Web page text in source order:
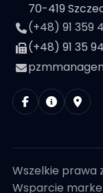
70-419
(+48) 91 359
(+48) 91 35
Wszelkie prawa
Wsparcie